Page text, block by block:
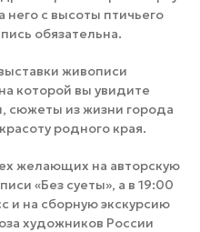
него с высоты птичьего
обязательна.
живописи
которой вы увидите
сюжеты из жизни города
родного края.
желающих на авторскую
«Без суеты», а в 19:00
и на сборную экскурсию
художников России